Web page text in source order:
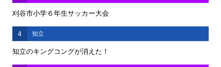
刈谷市小学６年生サッカー大会
4 知立
知立のキングコングが消えた！